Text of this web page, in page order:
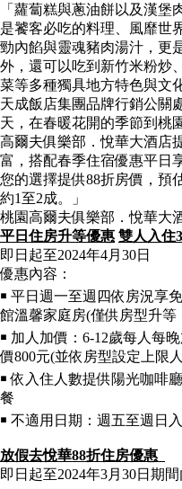
「蘿蔔糕與蔥油餅以及漢堡
是饕客必吃的料理、風靡世
勁內餡與靈魂豬肉湯汁，更
外，還可以吃到新竹米粉炒
菜等多種獨具地方特色與文
天成飯店集團品牌行銷公關
天，在春暖花開的季節到桃
高爾夫俱樂部．悅華大酒店
富，搭配春季住宿優惠平日
您的選擇提供88折房價，預
約1至2成。」
桃園高爾夫俱樂部．悅華大
平日住房升等優惠 雙人入住
即日起至2024年4月30日
優惠內容：
￭ 平日週一至週四依房況享
館溫馨家庭房(僅供房型升
￭ 加人加價：6-12歲每人每
價800元(並依房型設定上限
￭ 依入住人數提供陽光咖啡
餐
￭ 不適用日期：週五至週日
放假去悅華88折住房優惠
即日起至2024年3月30日期